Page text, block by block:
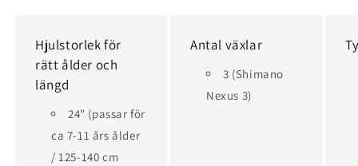
Hjulstorlek för
rätt ålder och
längd
24" (passar för
ca 7-11 års ålder
/ 125-140 cm
Antal växlar
3 (Shimano
Nexus 3)